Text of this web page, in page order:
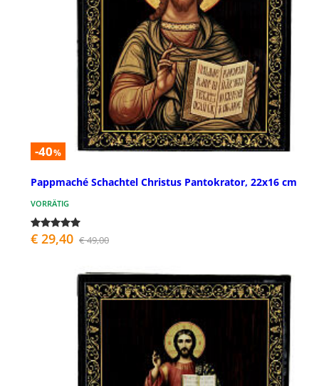
-40%
Pappmaché Schachtel Christus Pantokrator, 22x16 cm
VORRÄTIG
€ 29,40 € 49,00